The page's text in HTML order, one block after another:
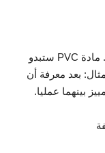
من مظهر السلك، يختلف سطوع الاثنين بينهما. مادة PVC ستبدو
بعد معرفة أن
بينهما عمليا.